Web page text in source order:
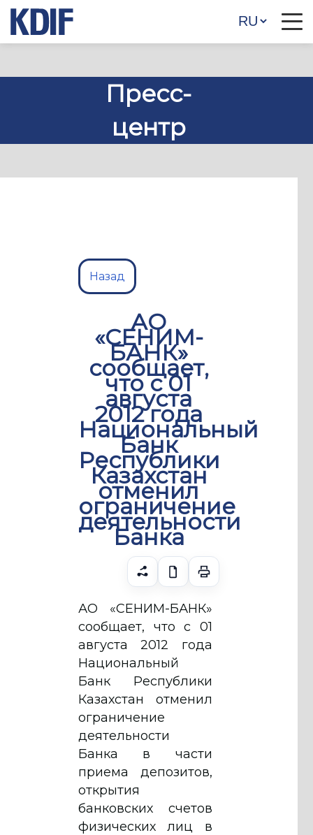
Пресс-
центр
Назад
АО
«СЕНИМ-
БАНК»
сообщает,
что с 01
августа
2012 года
Национальный
Банк
Республики
Казахстан
отменил
ограничение
деятельности
Банка
АО «СЕНИМ-БАНК»
сообщает, что с 01
августа 2012 года
Национальный
Банк Республики
Казахстан отменил
ограничение
деятельности
Банка в части
приема депозитов,
открытия
банковских счетов
физических лиц в